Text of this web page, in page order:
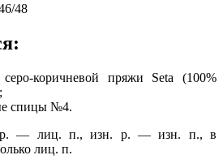
48
коричневой пряжи Seta (100%
спицы №4.
— лиц. п., изн. р. — изн. п., в
лиц. п.